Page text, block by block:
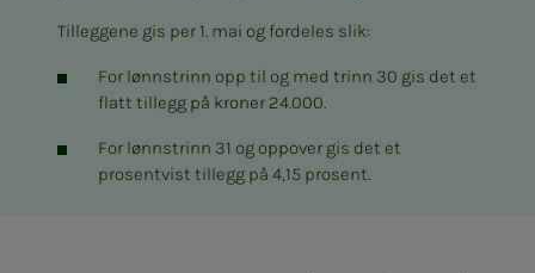
Tilleggene gis per 1. mai og fordeles slik:
For lønnstrinn opp til og med trinn 30 gis det et
flatt tillegg på kroner 24.000.
For lønnstrinn 31 og oppover gis det et
prosentvist tillegg på 4,15 prosent.